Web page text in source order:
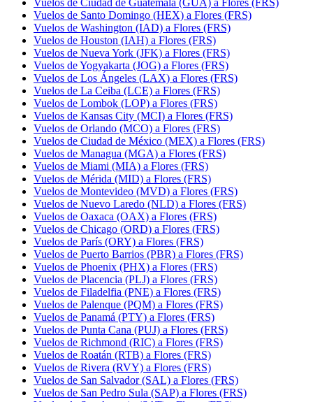
Vuelos de Ciudad de Guatemala (GUA) a Flores (FRS)
Vuelos de Santo Domingo (HEX) a Flores (FRS)
Vuelos de Washington (IAD) a Flores (FRS)
Vuelos de Houston (IAH) a Flores (FRS)
Vuelos de Nueva York (JFK) a Flores (FRS)
Vuelos de Yogyakarta (JOG) a Flores (FRS)
Vuelos de Los Ángeles (LAX) a Flores (FRS)
Vuelos de La Ceiba (LCE) a Flores (FRS)
Vuelos de Lombok (LOP) a Flores (FRS)
Vuelos de Kansas City (MCI) a Flores (FRS)
Vuelos de Orlando (MCO) a Flores (FRS)
Vuelos de Ciudad de México (MEX) a Flores (FRS)
Vuelos de Managua (MGA) a Flores (FRS)
Vuelos de Miami (MIA) a Flores (FRS)
Vuelos de Mérida (MID) a Flores (FRS)
Vuelos de Montevideo (MVD) a Flores (FRS)
Vuelos de Nuevo Laredo (NLD) a Flores (FRS)
Vuelos de Oaxaca (OAX) a Flores (FRS)
Vuelos de Chicago (ORD) a Flores (FRS)
Vuelos de París (ORY) a Flores (FRS)
Vuelos de Puerto Barrios (PBR) a Flores (FRS)
Vuelos de Phoenix (PHX) a Flores (FRS)
Vuelos de Placencia (PLJ) a Flores (FRS)
Vuelos de Filadelfia (PNE) a Flores (FRS)
Vuelos de Palenque (PQM) a Flores (FRS)
Vuelos de Panamá (PTY) a Flores (FRS)
Vuelos de Punta Cana (PUJ) a Flores (FRS)
Vuelos de Richmond (RIC) a Flores (FRS)
Vuelos de Roatán (RTB) a Flores (FRS)
Vuelos de Rivera (RVY) a Flores (FRS)
Vuelos de San Salvador (SAL) a Flores (FRS)
Vuelos de San Pedro Sula (SAP) a Flores (FRS)